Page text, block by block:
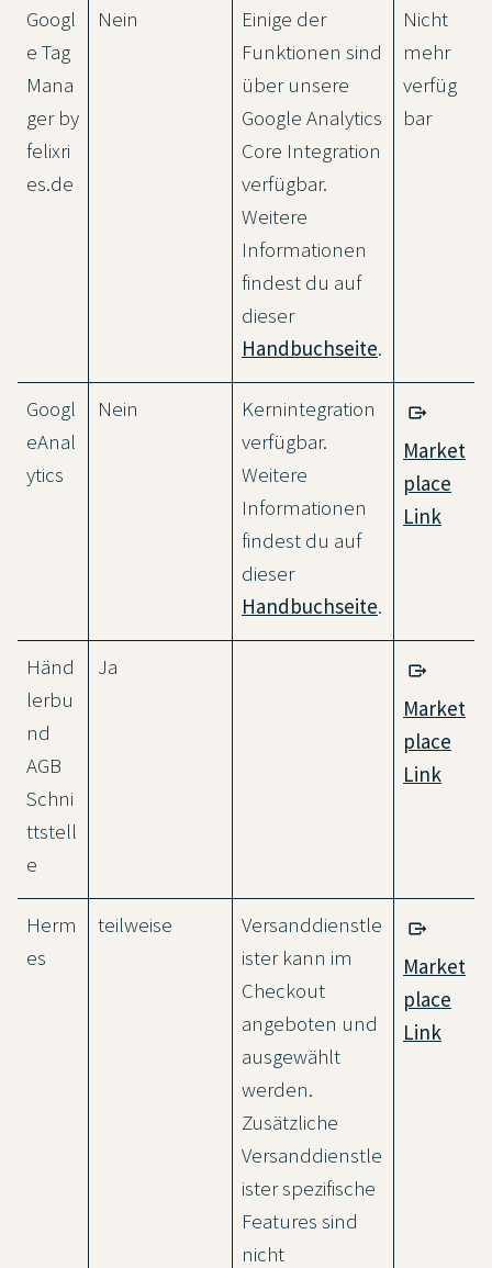
Googl
e Tag
Mana
ger by
felixri
es.de
Nein
Einige der
Funktionen sind
über unsere
Google Analytics
Core Integration
verfügbar.
Weitere
Informationen
findest du auf
dieser
Handbuchseite.
Nicht
mehr
verfüg
bar
Googl
eAnal
ytics
Nein
Kernintegration
verfügbar.
Weitere
Informationen
findest du auf
dieser
Handbuchseite.
Market
place
Link
Händ
lerbu
nd
AGB
Schni
ttstell
e
Ja
Market
place
Link
Herm
es
teilweise
Versanddienstle
ister kann im
Checkout
angeboten und
ausgewählt
werden.
Zusätzliche
Versanddienstle
ister spezifische
Features sind
nicht
Market
place
Link